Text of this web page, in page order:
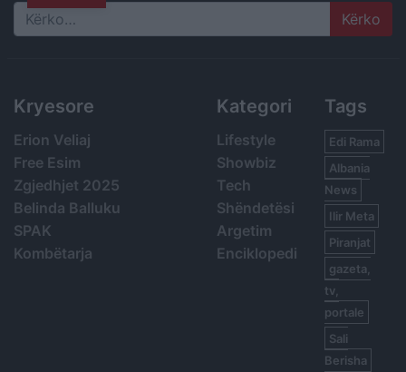
Search
Kryesore
Erion Veliaj
Free Esim
Zgjedhjet 2025
Belinda Balluku
SPAK
Kombëtarja
Kategori
Lifestyle
Showbiz
Tech
Shëndetësi
Argetim
Enciklopedi
Tags
Edi Rama
Albania
News
Ilir Meta
Piranjat
gazeta,
tv,
portale
Sali
Berisha